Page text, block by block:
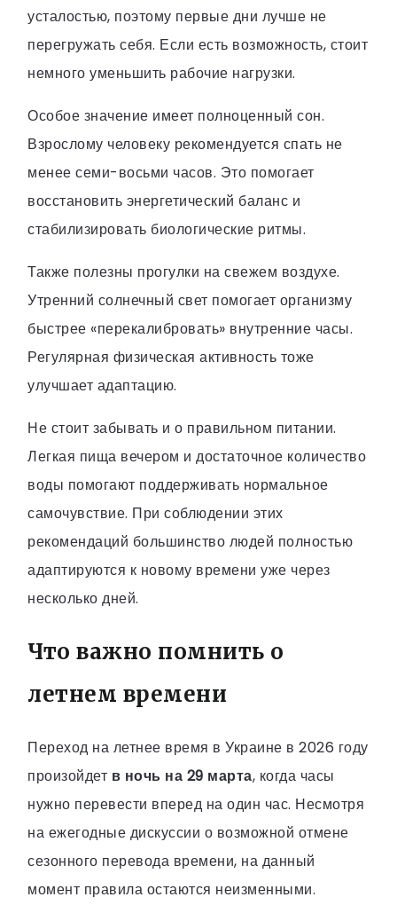
усталостью, поэтому первые дни лучше не
перегружать себя. Если есть возможность, стоит
немного уменьшить рабочие нагрузки.
Особое значение имеет полноценный сон.
Взрослому человеку рекомендуется спать не
менее семи-восьми часов. Это помогает
восстановить энергетический баланс и
стабилизировать биологические ритмы.
Также полезны прогулки на свежем воздухе.
Утренний солнечный свет помогает организму
быстрее «перекалибровать» внутренние часы.
Регулярная физическая активность тоже
улучшает адаптацию.
Не стоит забывать и о правильном питании.
Легкая пища вечером и достаточное количество
воды помогают поддерживать нормальное
самочувствие. При соблюдении этих
рекомендаций большинство людей полностью
адаптируются к новому времени уже через
несколько дней.
Что важно помнить о
летнем времени
Переход на летнее время в Украине в 2026 году
произойдет в ночь на 29 марта, когда часы
нужно перевести вперед на один час. Несмотря
на ежегодные дискуссии о возможной отмене
сезонного перевода времени, на данный
момент правила остаются неизменными.